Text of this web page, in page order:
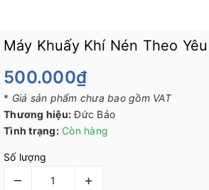
Máy Khuấy Khí Nén Theo
500.000₫
* Giá sản phẩm chưa bao gồm VAT
Thương hiệu: Đức Bảo
Tình trạng: Còn hàng
Số lượng
– +